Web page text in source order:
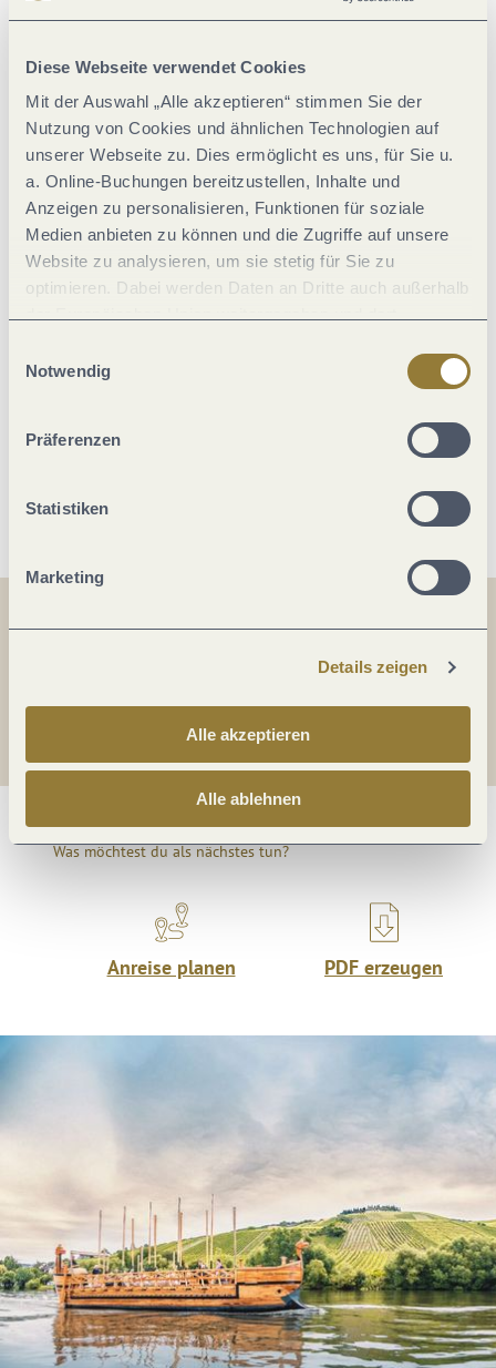
Diese Webseite verwendet Cookies
Mit der Auswahl „Alle akzeptieren“ stimmen Sie der
Nutzung von Cookies und ähnlichen Technologien auf
unserer Webseite zu. Dies ermöglicht es uns, für Sie u.
a. Online-Buchungen bereitzustellen, Inhalte und
Anzeigen zu personalisieren, Funktionen für soziale
Medien anbieten zu können und die Zugriffe auf unsere
Website zu analysieren, um sie stetig für Sie zu
optimieren. Dabei werden Daten an Dritte auch außerhalb
jederzeit widerrufen werden. Mit der Auswahl "Alle
ablehnen" kann es zu Beeinträchtigungen in der Nutzung
Notwendig
Präferenzen
Statistiken
Marketing
Details zeigen
Alle akzeptieren
Alle ablehnen
Klassifikationen
Einrichtungen Betrieb
Zahlungsarten
Fremdsprachen
Lage
Teilen Teilen
Teilen
Was möchtest du als nächstes tun?
Anreise planen PDF erzeugen